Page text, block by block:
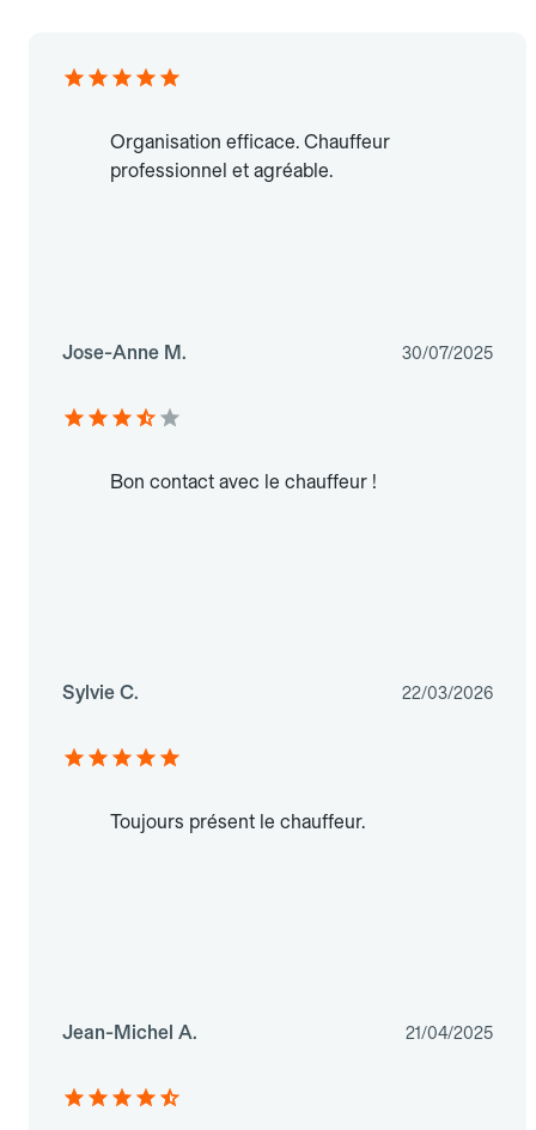
Organisation efficace. Chauffeur
professionnel et agréable.
Jose-Anne M. 30/07/2025
Bon contact avec le chauffeur !
Sylvie C. 22/03/2026
Toujours présent le chauffeur.
Jean-Michel A. 21/04/2025